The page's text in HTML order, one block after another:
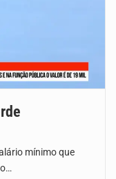
mínimo que